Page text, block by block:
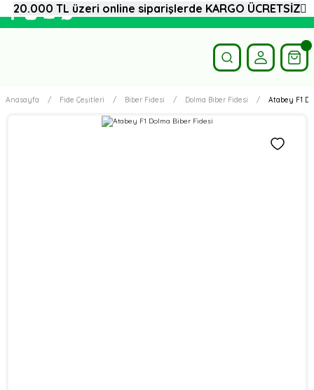
Anasayfa Fide Çeşitleri Biber Fidesi Dolma Biber Fidesi Atabey F1
20.000 TL üzeri online siparişlerde KARGO ÜCRETSİZ